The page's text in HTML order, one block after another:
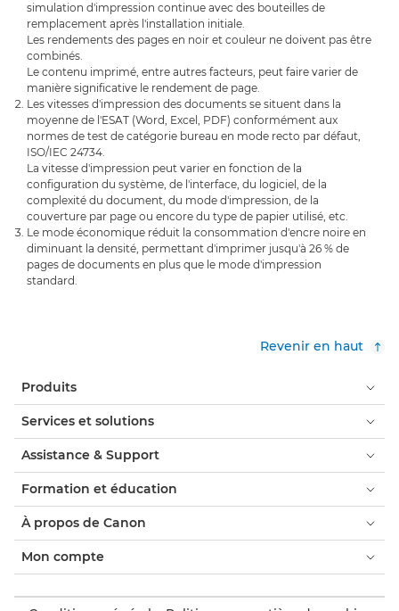
simulation d'impression continue avec des bouteilles de
remplacement après l'installation initiale.
Les rendements des pages en noir et couleur ne doivent pas être
combinés.
Le contenu imprimé, entre autres facteurs, peut faire varier de
manière significative le rendement de page.
Les vitesses d'impression des documents se situent dans la
moyenne de l'ESAT (Word, Excel, PDF) conformément aux
normes de test de catégorie bureau en mode recto par défaut,
ISO/IEC 24734.
La vitesse d'impression peut varier en fonction de la
configuration du système, de l'interface, du logiciel, de la
complexité du document, du mode d'impression, de la
couverture par page ou encore du type de papier utilisé, etc.
Le mode économique réduit la consommation d'encre noire en
diminuant la densité, permettant d'imprimer jusqu'à 26 % de
pages de documents en plus que le mode d'impression
standard.
Revenir en haut
Produits
Services et solutions
Assistance & Support
Formation et éducation
À propos de Canon
Mon compte